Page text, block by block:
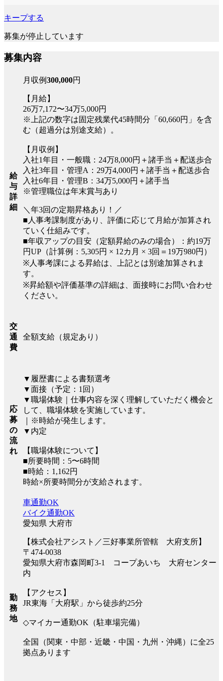
キープする
募集が停止しています
募集内容
給
与
詳
細
月収例300,000円
【月給】
26万7,172〜34万5,000円
※上記の数字は固定残業代45時間分「60,660円」を含
む（超過分は別途支給）。
【月収例】
入社1年目・一般職：24万8,000円＋諸手当＋配送歩合
入社3年目・管理A：29万4,000円＋諸手当＋配送歩合
入社6年目・管理B：34万5,000円＋諸手当
※管理職位は年末賞与あり
＼年3回の定期昇格あり！／
■人事考課制度があり、評価に応じて月給が加算され
ていく仕組みです。
■年収アップの目安（定額昇給のみの場合）：約19万
円UP（計算例：5,305円 × 12カ月 × 3回＝19万980円）
※人事考課による昇給は、上記とは別途加算されま
す。
※昇給額や評価基準の詳細は、面接時にお問い合わせ
ください。
交
通
費
全額支給（規定あり）
応
募
の
流
れ
▼履歴書による書類選考
▼面接（予定：1回）
▼職場体験｜仕事内容を深く理解していただく機会と
して、職場体験を実施しています。
｜※時給が発生します。
▼内定
【職場体験について】
■所要時間：5〜6時間
■時給：1,162円
時給×所要時間分が支給されます。
勤
務
地
車通勤OK
バイク通勤OK
愛知県 大府市
【株式会社アシスト／三好事業所管轄 大府支所】
〒474-0038
愛知県大府市森岡町3-1 コープあいち 大府センター
内
【アクセス】
JR東海「大府駅」から徒歩約25分
◇マイカー通勤OK（駐車場完備）
全国（関東・中部・近畿・中国・九州・沖縄）に全25
拠点あります